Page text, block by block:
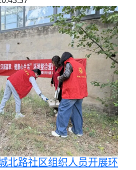
北路社区组织人员开展环